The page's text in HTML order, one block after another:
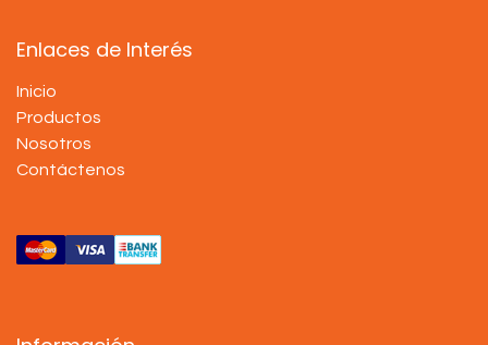
Enlaces de Interés
Inicio
Productos
Nosotros
Contáctenos